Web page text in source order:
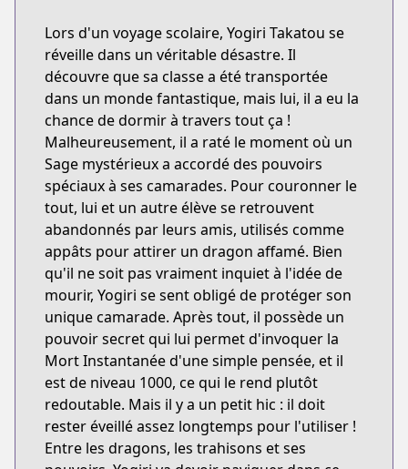
Lors d'un voyage scolaire, Yogiri Takatou se
réveille dans un véritable désastre. Il
découvre que sa classe a été transportée
dans un monde fantastique, mais lui, il a eu la
chance de dormir à travers tout ça !
Malheureusement, il a raté le moment où un
Sage mystérieux a accordé des pouvoirs
spéciaux à ses camarades. Pour couronner le
tout, lui et un autre élève se retrouvent
abandonnés par leurs amis, utilisés comme
appâts pour attirer un dragon affamé. Bien
qu'il ne soit pas vraiment inquiet à l'idée de
mourir, Yogiri se sent obligé de protéger son
unique camarade. Après tout, il possède un
pouvoir secret qui lui permet d'invoquer la
Mort Instantanée d'une simple pensée, et il
est de niveau 1000, ce qui le rend plutôt
redoutable. Mais il y a un petit hic : il doit
rester éveillé assez longtemps pour l'utiliser !
Entre les dragons, les trahisons et ses